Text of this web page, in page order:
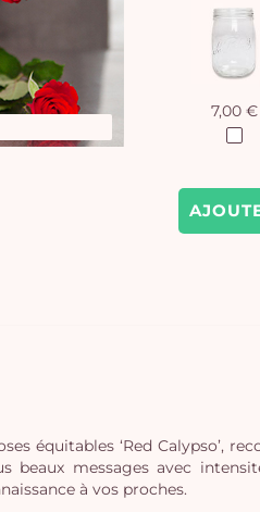
7,00 €
équitables ‘Red Calypso’,
messages avec
à vos proches.